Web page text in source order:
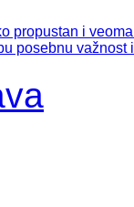
propustan i
posebnu